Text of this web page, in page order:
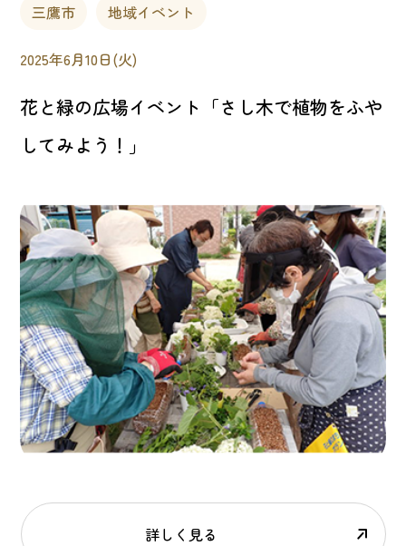
三鷹市 地域イベント
2025年6月10日(火)
花と緑の広場イベント「さし木で植物をふや
してみよう！」
詳しく見る